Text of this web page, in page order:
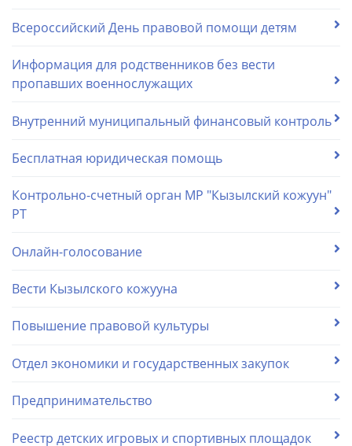
Всероссийский День правовой помощи детям
Информация для родственников без вести
пропавших военнослужащих
Внутренний муниципальный финансовый контроль
Бесплатная юридическая помощь
Контрольно-счетный орган МР "Кызылский кожуун"
РТ
Онлайн-голосование
Вести Кызылского кожууна
Повышение правовой культуры
Отдел экономики и государственных закупок
Предпринимательство
Реестр детских игровых и спортивных площадок